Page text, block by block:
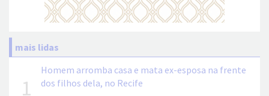
mais lidas
1
Homem arromba casa e mata ex-esposa na frente
dos filhos dela, no Recife